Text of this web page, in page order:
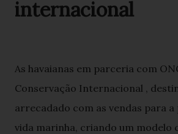
internacional
As havaianas em parceria com
Conservação Internacional ,
arrecadado com as vendas para
vida marinha, criando um modelo